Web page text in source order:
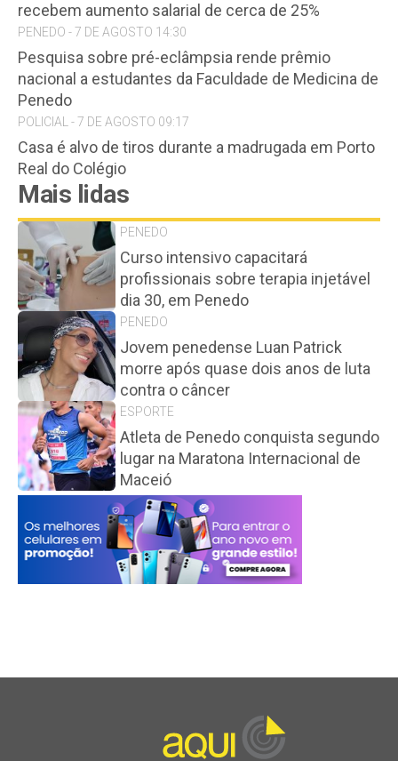
recebem aumento salarial de cerca de 25%
PENEDO - 7 DE AGOSTO 14:30
Pesquisa sobre pré-eclâmpsia rende prêmio
nacional a estudantes da Faculdade de Medicina de
Penedo
POLICIAL - 7 DE AGOSTO 09:17
Casa é alvo de tiros durante a madrugada em Porto
Real do Colégio
Mais lidas
PENEDO
Curso intensivo capacitará
profissionais sobre terapia injetável
dia 30, em Penedo
PENEDO
Jovem penedense Luan Patrick
morre após quase dois anos de luta
contra o câncer
ESPORTE
Atleta de Penedo conquista segundo
lugar na Maratona Internacional de
Maceió